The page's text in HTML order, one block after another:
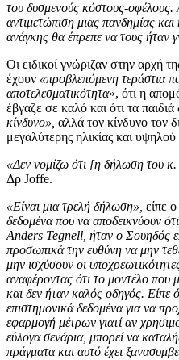
του δυσμενούς κόστους-οφέλους.
αντιμετώπιση μιας πανδημίας και
ανάγκης θα έπρεπε να τους ήταν
Οι ειδικοί γνώριζαν στην αρχή
έχουν «προβλεπόμενη τεράστια
αποτελεσματικότητα», ότι η
έβγαζε σε καλό και ότι τα παιδιά
κίνδυνο», αλλά τον κίνδυνο τον
μεγαλύτερης ηλικίας και υψηλού
«Δεν νομίζω ότι [η δήλωση του
Δρ Joffe.
«Είναι μια τρελή δήλωση», είπε
δεδομένα που να αποδεικνύουν
Anders Tegnell, ήταν ο Σουηδός
προσωπικά την ευθύνη να μην
μην ισχύσουν οι
αναφέροντας ότι το μοντέλο που
και δεν ήταν καλός οδηγός. Είπε
επιστημονικά δεδομένα για να
εφαρμογή μέτρων γιατί αν
εύλογα σενάρια, μπορεί να
πράγματα και αυτό έχει